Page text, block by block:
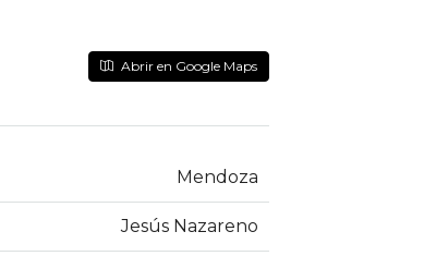
Abrir en Google Maps
Mendoza
Jesús Nazareno